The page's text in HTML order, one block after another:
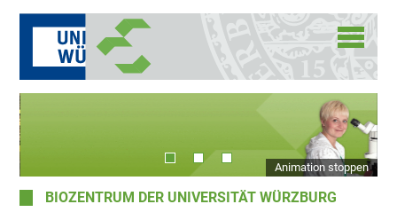
Animation stoppen
BIOZENTRUM DER UNIVERSITÄT WÜRZBURG